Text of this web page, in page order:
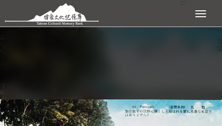
跳到主要內容區塊 展開選單
:::